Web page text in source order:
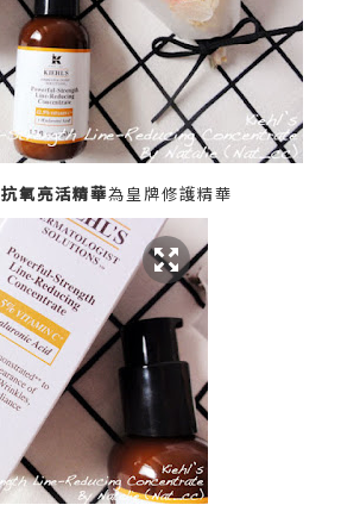
抗氧亮活精華為皇牌修護精華